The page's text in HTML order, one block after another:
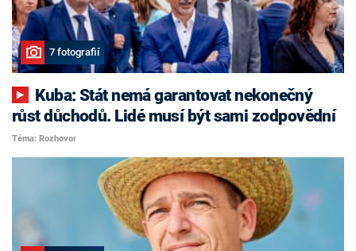
7 fotografií
růst důchodů. Lidé musí být sami zodpovědní
Téma: Rozhovor